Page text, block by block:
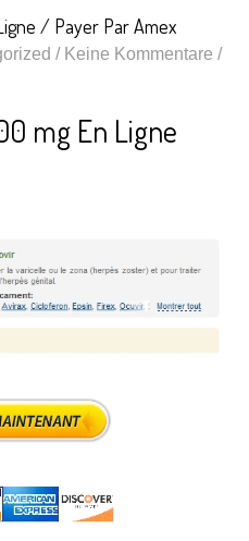
/ Payer Par Amex
/ Keine Kommentare /
mg En Ligne